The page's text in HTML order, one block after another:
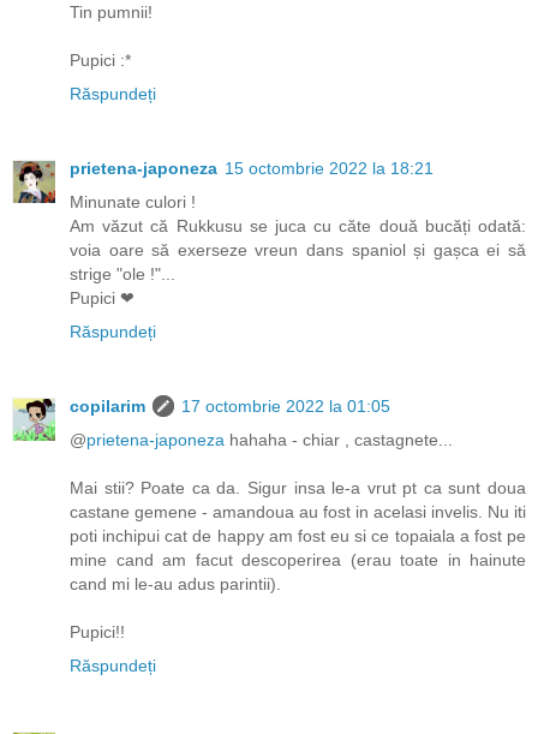
Tin pumnii!
Pupici :*
Răspundeți
prietena-japoneza 15 octombrie 2022 la 18:21
Minunate culori !
Am văzut că Rukkusu se juca cu căte două bucăți odată:
voia oare să exerseze vreun dans spaniol și gașca ei să
strige "ole !"...
Pupici ❤
Răspundeți
copilarim
17 octombrie 2022 la 01:05
@prietena-japoneza hahaha - chiar , castagnete...
Mai stii? Poate ca da. Sigur insa le-a vrut pt ca sunt doua
castane gemene - amandoua au fost in acelasi invelis. Nu iti
poti inchipui cat de happy am fost eu si ce topaiala a fost pe
mine cand am facut descoperirea (erau toate in hainute
cand mi le-au adus parintii).
Pupici!!
Răspundeți